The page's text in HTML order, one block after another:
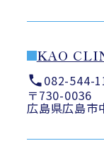
KAO
082-544-
〒730-0036
広島県広島市